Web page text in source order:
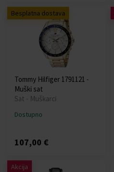
Besplatna dostava
Tommy Hilfiger 1791121 -
Muški sat
Sat - Muškarci
Dostupno
107,00 €
Akcija